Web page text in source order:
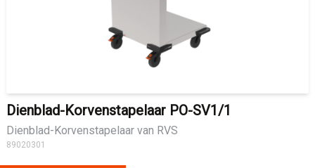
Dienblad-Korvenstapelaar PO-SV1/1
Dienblad-Korvenstapelaar van RVS
89020301